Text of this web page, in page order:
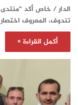
الدار / خاص أكد
تندوف، المعروف
أكمل القراءة »